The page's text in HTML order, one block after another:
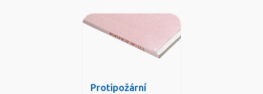
Protipožární